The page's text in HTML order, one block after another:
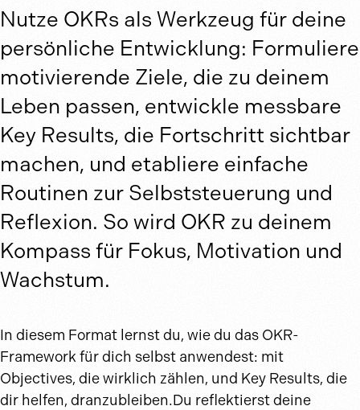
Nutze OKRs als Werkzeug für deine
persönliche Entwicklung: Formuliere
motivierende Ziele, die zu deinem
Leben passen, entwickle messbare
Key Results, die Fortschritt sichtbar
machen, und etabliere einfache
Routinen zur Selbststeuerung und
Reflexion. So wird OKR zu deinem
Kompass für Fokus, Motivation und
Wachstum.
In diesem Format lernst du, wie du das OKR-
Framework für dich selbst anwendest: mit
Objectives, die wirklich zählen, und Key Results, die
dir helfen, dranzubleiben.Du reflektierst deine